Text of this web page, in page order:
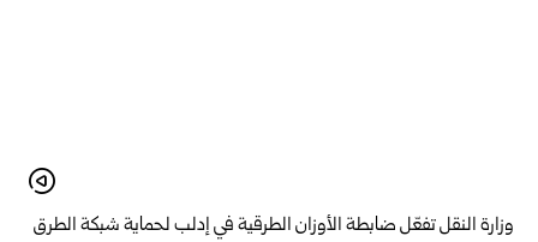
وزارة النقل تفعّل ضابطة الأوزان الطرقية في إدلب لحماية شبكة الطرق